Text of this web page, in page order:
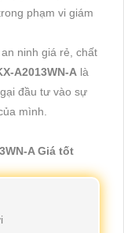
phạm vi giám
ninh giá rẻ, chất
A2013WN-A là
đầu tư vào sự
mình.
A Giá tốt